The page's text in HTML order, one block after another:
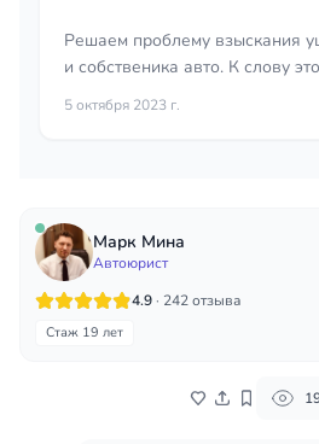
Марк Мина
Автоюрист
4.9· 242 отзыва
Стаж 19 лет
Решаем проблему взыскания
и собственика авто. К слову
понимании судей.
5 октября 2023 г.